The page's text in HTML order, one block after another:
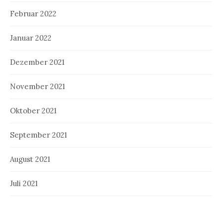
Februar 2022
Januar 2022
Dezember 2021
November 2021
Oktober 2021
September 2021
August 2021
Juli 2021